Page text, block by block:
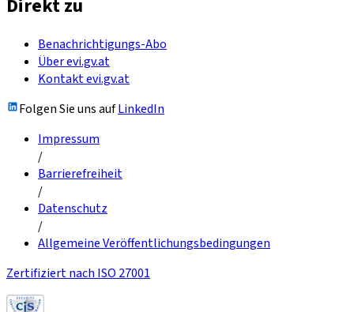
Direkt zu
Benachrichtigungs-Abo
Über evi.gv.at
Kontakt evi.gv.at
Folgen Sie uns aufLinkedIn
Impressum
/
Barrierefreiheit
/
Datenschutz
/
Allgemeine Veröffentlichungsbedingungen
Zertifiziert nach ISO 27001